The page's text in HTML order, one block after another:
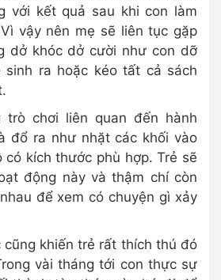
với kết quả sau khi con làm
vậy nên mẹ sẽ liên tục gặp
dở khóc dở cười như con dỡ
sinh ra hoặc kéo tất cả sách
trò chơi liên quan đến hành
đổ ra như nhặt các khối vào
có kích thước phù hợp. Trẻ sẽ
động này và thậm chí còn
để xem có chuyện gì xảy
cũng khiến trẻ rất thích thú đó
vài tháng tới con thực sự